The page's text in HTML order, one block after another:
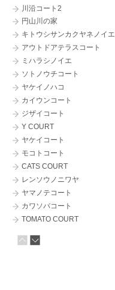
川沿コート2
円山川の家
キトウシサンカクヤネノイエ
アウトドアテラスコート
ミハラシノイエ
ソトノウチコート
ヤケイノハコ
カイウンコート
ジザイコート
Y COURT
ヤケイコート
モコトコート
CATS COURT
レンソウノニワヤ
ヤマノテコート
カワソバコート
TOMATO COURT
マルヤマテラスコート